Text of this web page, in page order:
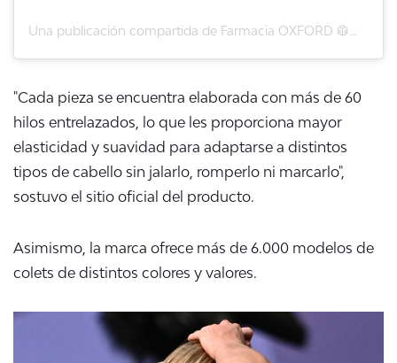
"Cada pieza se encuentra elaborada con más de 60
hilos entrelazados, lo que les proporciona mayor
elasticidad y suavidad para adaptarse a distintos
tipos de cabello sin jalarlo, romperlo ni marcarlo",
sostuvo el sitio oficial del producto.
Asimismo, la marca ofrece más de 6.000 modelos de
colets de distintos colores y valores.